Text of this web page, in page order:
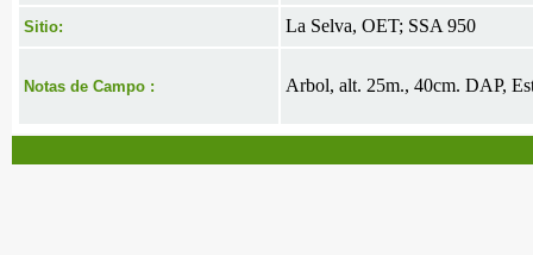
Sitio: La Selva, OET; SSA 950
Notas de Campo : Arbol, alt. 25m., 40cm. DAP,